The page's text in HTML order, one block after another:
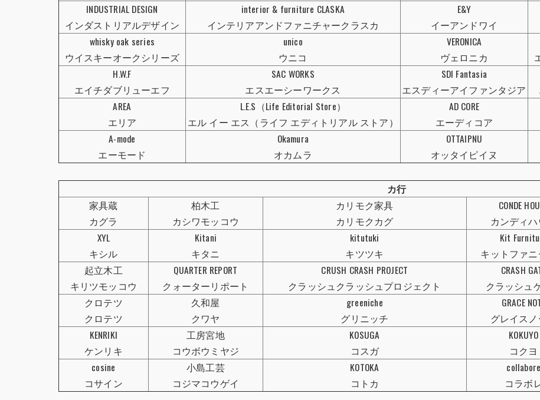
INDUSTRIAL DESIGN
インダストリアルデザイン
interior & furniture CLASKA
インテリアアンドファニチャークラスカ
E&Y
イーアンドワイ
whisky oak series
ウイスキーオークシリーズ
unico
ウニコ
VERONICA
ヴェロニカ
H.W.F
エイチダブリューエフ
SAC WORKS
エスエーシーワークス
SDI Fantasia
エスディーアイファンタジア
AREA
エリア
L.E.S（Life Editorial Store）
エル イー エス（ライフ エディトリアル ストア）
AD CORE
エーディコア
A-mode
エーモード
Okamura
オカムラ
OTTAIPNU
オッタイピイヌ
カ行
家具蔵
カグラ
柏木工
カシワモッコウ
カリモク家具
カリモクカグ
CONDE
カンディ
XYL
キシル
Kitani
キタニ
kitutuki
キツツキ
Kit
キットファ
起立木工
キリツモッコウ
QUARTER REPORT
クォーターリポート
CRUSH CRASH PROJECT
クラッシュクラッシュプロジェクト
CRASH
クラッシュ
クロテツ
クロテツ
久和屋
クワヤ
greeniche
グリニッチ
GRACE
グレイスノ
KENRIKI
ケンリキ
工房宮地
コウボウミヤジ
KOSUGA
コスガ
KOKUYO
コクヨ
cosine
コサイン
小島工芸
コジマコウゲイ
KOTOKA
コトカ
collabore
コラボ